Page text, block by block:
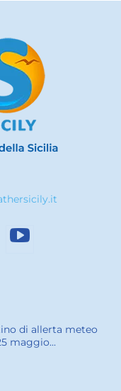
di allerta meteo
maggio...